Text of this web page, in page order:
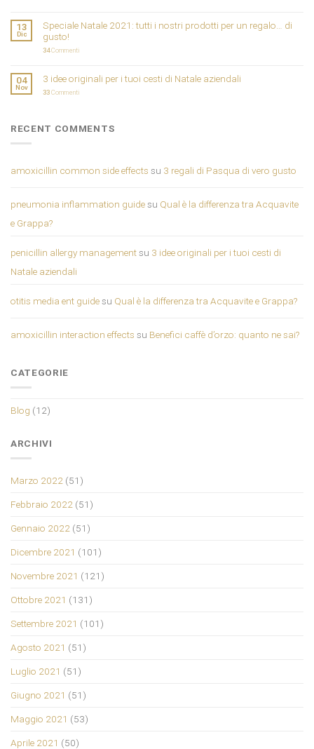
13
Dic
Speciale Natale 2021: tutti i nostri prodotti per un regalo… di
gusto!
34Commenti
04
Nov
3 idee originali per i tuoi cesti di Natale aziendali
33Commenti
RECENT COMMENTS
amoxicillin common side effects su 3 regali di Pasqua di vero gusto
pneumonia inflammation guidesu Qual è la differenza tra Acquavite
e Grappa?
penicillin allergy managementsu 3 idee originali per i tuoi cesti di
Natale aziendali
otitis media ent guidesu Qual è la differenza tra Acquavite e Grappa?
amoxicillin interaction effects su Benefici caffè d’orzo: quanto ne sai?
CATEGORIE
Blog (12)
ARCHIVI
Marzo 2022 (51)
Febbraio 2022 (51)
Gennaio 2022 (51)
Dicembre 2021 (101)
Novembre 2021 (121)
Ottobre 2021 (131)
Settembre 2021 (101)
Agosto 2021 (51)
Luglio 2021 (51)
Giugno 2021 (51)
Maggio 2021 (53)
Aprile 2021 (50)